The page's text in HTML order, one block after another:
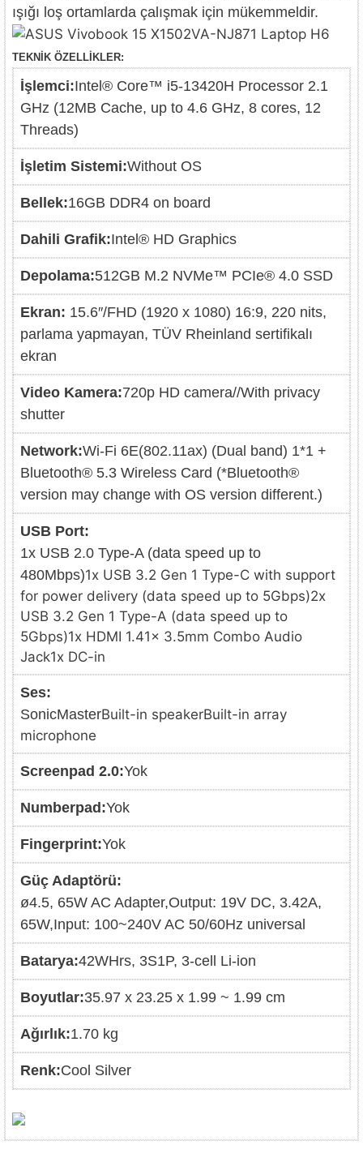
ışığı loş ortamlarda çalışmak için mükemmeldir.
TEKNİK ÖZELLİKLER:
İşlemci:Intel® Core™ i5-13420H Processor 2.1
GHz (12MB Cache, up to 4.6 GHz, 8 cores, 12
Threads)
İşletim Sistemi:Without OS
Bellek:16GB DDR4 on board
Dahili Grafik:Intel® HD Graphics
Depolama:512GB M.2 NVMe™ PCIe® 4.0 SSD
Ekran: 15.6″/FHD (1920 x 1080) 16:9, 220 nits,
parlama yapmayan, TÜV Rheinland sertifikalı
ekran
Video Kamera:720p HD camera//With privacy
shutter
Network:Wi-Fi 6E(802.11ax) (Dual band) 1*1 +
Bluetooth® 5.3 Wireless Card (*Bluetooth®
version may change with OS version different.)
USB Port:
1x USB 2.0 Type-A (data speed up to
480Mbps)1x USB 3.2 Gen 1 Type-C with support
for power delivery (data speed up to 5Gbps)2x
USB 3.2 Gen 1 Type-A (data speed up to
5Gbps)1x HDMI 1.41x 3.5mm Combo Audio
Jack1x DC-in
Ses:
SonicMasterBuilt-in speakerBuilt-in array
microphone
Screenpad 2.0:Yok
Numberpad:Yok
Fingerprint:Yok
Güç Adaptörü:
ø4.5, 65W AC Adapter,Output: 19V DC, 3.42A,
65W,Input: 100~240V AC 50/60Hz universal
Batarya:42WHrs, 3S1P, 3-cell Li-ion
Boyutlar:35.97 x 23.25 x 1.99 ~ 1.99 cm
Ağırlık:1.70 kg
Renk:Cool Silver